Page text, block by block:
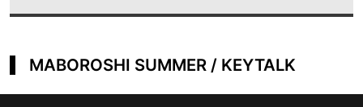
MABOROSHI SUMMER / KEYTALK